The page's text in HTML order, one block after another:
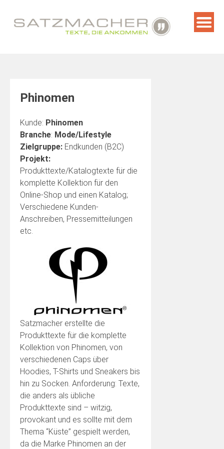
content
Phinomen
Kunde: Phinomen
Branche: Mode/Lifestyle
Zielgruppe: Endkunden (B2C)
Projekt:
Produkttexte/Katalogtexte für die
komplette Kollektion für den
Online-Shop und einen Katalog;
Verschiedene Kunden-
Anschreiben, Pressemitteilungen
etc.
Satzmacher erstellte die
Produkttexte für die komplette
Kollektion von Phinomen, von
verschiedenen Caps über
Hoodies, T-Shirts und Sneakers bis
hin zu Socken. Anforderung: Texte,
die anders als übliche
Produkttexte sind – witzig,
provokant und es sollte mit dem
Thema “Küste” gespielt werden,
da die Marke Phinomen an der